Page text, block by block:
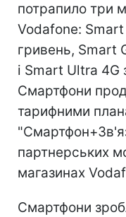
потрапило три
Vodafone: Smart
гривень, Smart
і Smart Ultra 4G
Смартфони
тарифними
партнерських
магазинах
Смартфони